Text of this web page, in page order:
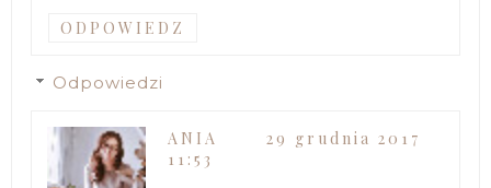
ODPOWIEDZ
Odpowiedzi
ANIA
29 grudnia 2017
11:53